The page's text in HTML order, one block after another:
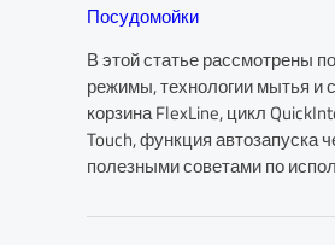
Посудомойки
В этой статье рассмотрены
режимы, технологии мытья и
корзина FlexLine, цикл
Touch, функция автозапуска
полезными советами по